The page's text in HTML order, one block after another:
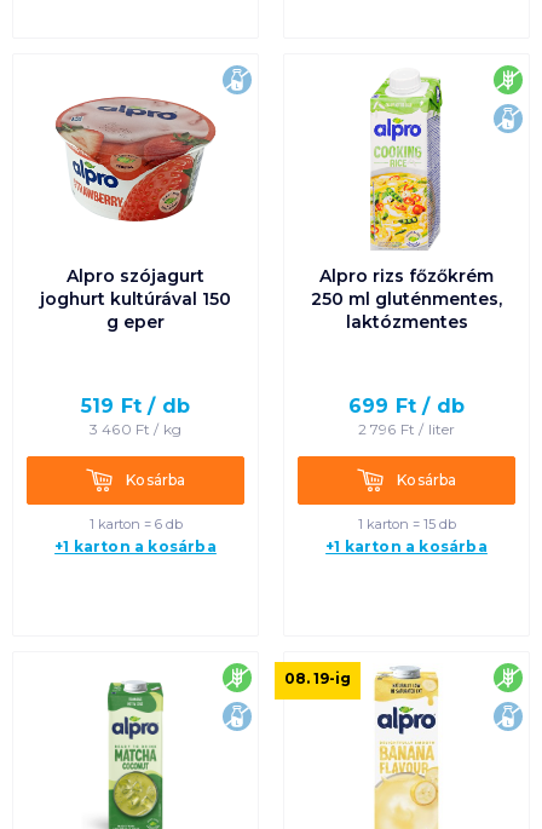
laktózmentes
Alpro szójagurt
joghurt kultúrával 150
g eper
519 Ft / db
3 460 Ft / kg
KosárbaKosárba
1 karton = 6 db
+1 karton a kosárba
Alpro rizs főzőkrém
250 ml gluténmentes,
laktózmentes
699 Ft / db
2 796 Ft / liter
KosárbaKosárba
1 karton = 15 db
+1 karton a kosárba
gluténmentes
laktózmentes
08. 19-ig